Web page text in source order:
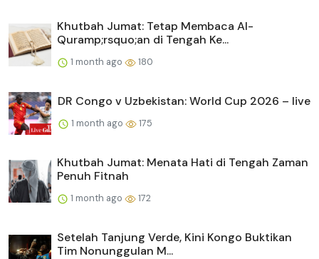
Khutbah Jumat: Tetap Membaca Al-
Quramp;rsquo;an di Tengah Ke...
1 month ago 180
DR Congo v Uzbekistan: World Cup 2026 – live
1 month ago 175
Khutbah Jumat: Menata Hati di Tengah Zaman
Penuh Fitnah
1 month ago 172
Setelah Tanjung Verde, Kini Kongo Buktikan
Tim Nonunggulan M...